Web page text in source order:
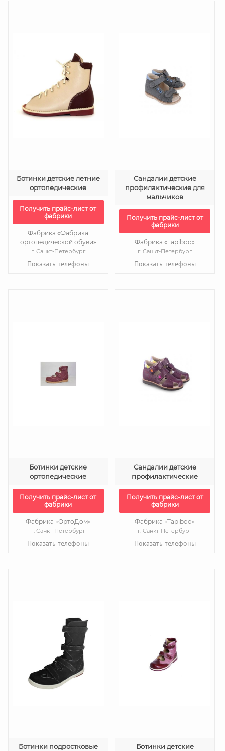
Ботинки детские летние
ортопедические
Получить прайс-лист от
фабрики
Фабрика «Фабрика
ортопедической обуви»
г. Санкт-Петербург
Показать телефоны
Сандалии детские
профилактические для
мальчиков
Получить прайс-лист от
фабрики
Фабрика «Tapiboo»
г. Санкт-Петербург
Показать телефоны
Ботинки детские
ортопедические
Получить прайс-лист от
фабрики
Фабрика «ОртоДом»
г. Санкт-Петербург
Показать телефоны
Сандалии детские
профилактические
Получить прайс-лист от
фабрики
Фабрика «Tapiboo»
г. Санкт-Петербург
Показать телефоны
Ботинки подростковые
Ботинки детские